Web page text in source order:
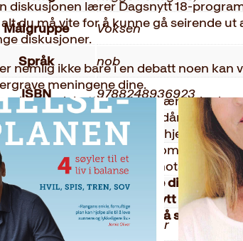
diskusjonen lærer Dagsnytt 18-
du må vite for å kunne gå seirende ut
diskusjoner.
nemlig ikke bare i en debatt noen kan
meningene dine.
du deg debatt-teknikker, lærer du deg
når andre har en dårlig sak
det være seg på jobb eller
og innsiktsfullt om alt fra
godt av å bryne oss på
Eller av kjedelige diskusjoner i
diskusjonen
lærer Dagsnytt 18-
du må vite for å kunne gå seirende
diskusjoner.
Målgruppe Voksen
Språk nob
ISBN 9788248936923
2024
Bokformat Innbundet
Antall sider 215
Faglitteratur